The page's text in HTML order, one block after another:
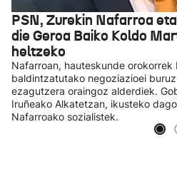
PSN, Zurekin Nafarroa
die Geroa Baiko Koldo
heltzeko
Nafarroan, hauteskunde
baldintzatutako negoziazioei
ezagutzera oraingoz alderdiek.
Iruñeako Alkatetzan, ikusteko
Nafarroako sozialistek.